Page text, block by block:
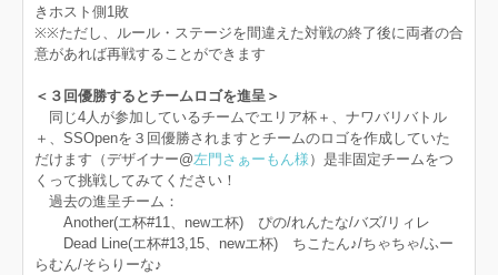
きホスト側1敗
※※ただし、ルール・ステージを間違えた対戦の終了後に両者の合
意があれば再戦することができます
＜３回優勝するとチームロゴを進呈＞
同じ4人が参加しているチームでエリア杯＋、ナワバリバトル
＋、SSOpenを３回優勝されますとチームのロゴを作成していた
だけます（デザイナー@左門さぁーもん様 ）是非固定チームをつ
くって挑戦してみてください！
過去の進呈チーム：
Another(エ杯#11、newエ杯) ぴの/れんたな/バズ/リィレ
Dead Line(エ杯#13,15、newエ杯) ちこたん♪/ちゃちゃ/ふー
らむん/そらりーな♪